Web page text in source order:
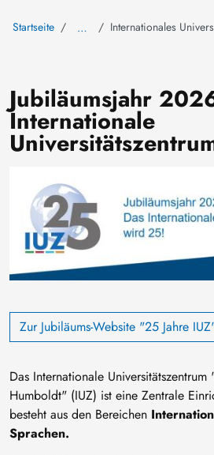
Startseite … Internationales
Jubiläumsjahr
Internationale
Zur Jubiläums-Website "25 Jahre
Das Internationale
Humboldt" (IUZ) ist eine Zentrale
besteht aus den Bereichen
Sprachen.